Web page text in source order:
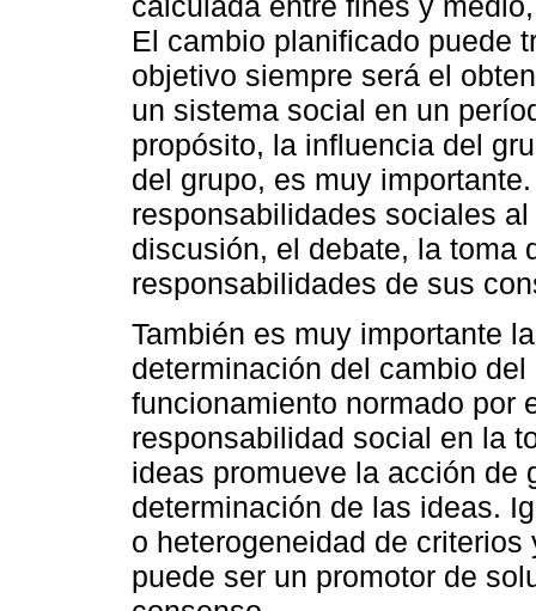
El cambio planificado puede
objetivo siempre será el
un sistema social en un
propósito, la influencia del
del grupo, es muy
responsabilidades sociales
discusión, el debate, la toma
responsabilidades de sus
También es muy importante
determinación del cambio
funcionamiento normado por
responsabilidad social en la
ideas promueve la acción de
determinación de las ideas.
o heterogeneidad de
puede ser un promotor de